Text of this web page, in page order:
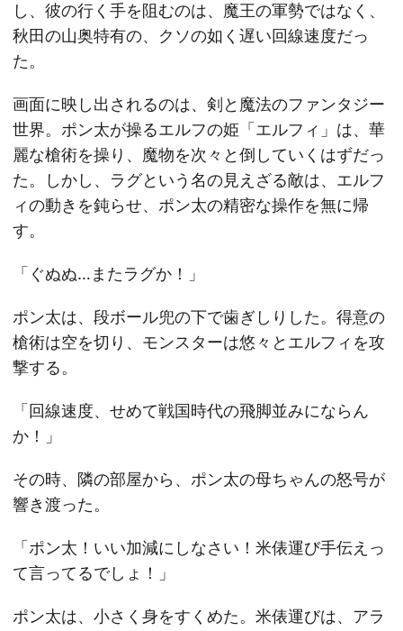
し、彼の行く手を阻むのは、魔王の軍勢ではなく、
秋田の山奥特有の、クソの如く遅い回線速度だっ
た。
画面に映し出されるのは、剣と魔法のファンタジー
世界。ポン太が操るエルフの姫「エルフィ」は、華
麗な槍術を操り、魔物を次々と倒していくはずだっ
た。しかし、ラグという名の見えざる敵は、エルフ
ィの動きを鈍らせ、ポン太の精密な操作を無に帰
す。
「ぐぬぬ…またラグか！」
ポン太は、段ボール兜の下で歯ぎしりした。得意の
槍術は空を切り、モンスターは悠々とエルフィを攻
撃する。
「回線速度、せめて戦国時代の飛脚並みにならん
か！」
その時、隣の部屋から、ポン太の母ちゃんの怒号が
響き渡った。
「ポン太！いい加減にしなさい！米俵運び手伝えっ
て言ってるでしょ！」
ポン太は、小さく身をすくめた。米俵運びは、アラ